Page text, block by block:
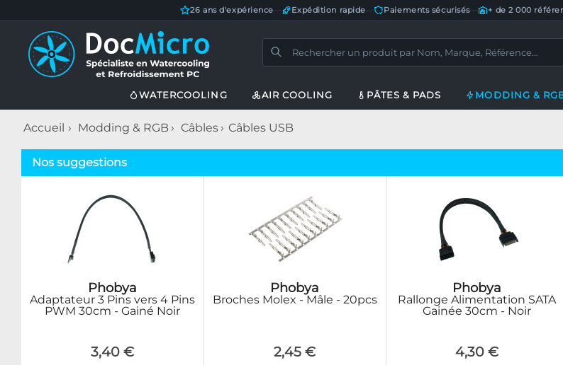
26 ans d'expérience Expédition rapide Paiements sécurisés— + de 2 000
WATERCOOLING AIR COOLING PÂTES & PADS MODDING &
Accueil Modding & RGB Câbles Câbles USB
Nos suggestions
Phobya
Adaptateur 3 Pins vers 4 Pins
PWM 30cm - Gainé Noir
3,40 €
Phobya
Broches Molex - Mâle - 20pcs
2,45 €
Phobya
Rallonge Alimentation SATA
Gainée 30cm - Noir
4,30 €